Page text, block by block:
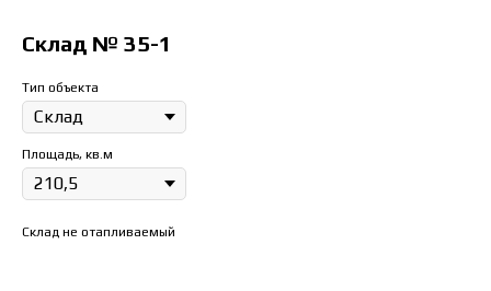
Склад № 35-1
Тип объекта
Площадь, кв.м
Склад не отапливаемый